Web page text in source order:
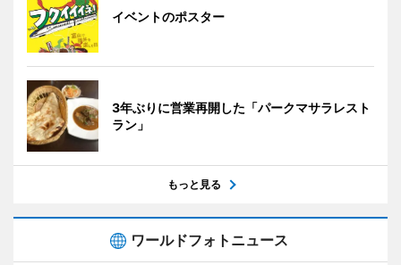
イベントのポスター
3年ぶりに営業再開した「パークマサラレスト
ラン」
もっと見る
ワールドフォトニュース